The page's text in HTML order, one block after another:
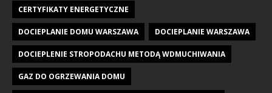
CERTYFIKATY ENERGETYCZNE
DOCIEPLANIE DOMU WARSZAWA DOCIEPLANIE WARSZAWA
DOCIEPLENIE STROPODACHU METODĄ WDMUCHIWANIA
GAZ DO OGRZEWANIA DOMU